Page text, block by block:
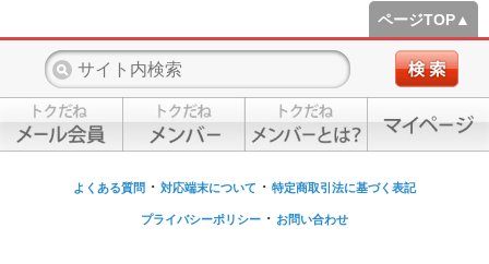
ページTOP▲
よくある質問 ・ 対応端末について ・ 特定商取引法に基づく表記
プライバシーポリシー ・ お問い合わせ